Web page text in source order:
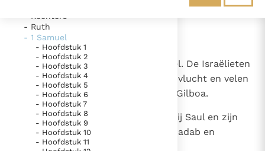
Lezen
Documenten
Thema’s
Berichten
Denzinger
Over ons
Nieuwste Documenten
- Rechters
- Ruth
- 1 Samuel
- Hoofdstuk 1
- Hoofdstuk 2
- Hoofdstuk 3
- Hoofdstuk 4
- Hoofdstuk 5
- Hoofdstuk 6
- Hoofdstuk 7
- Hoofdstuk 8
- Hoofdstuk 9
- Hoofdstuk 10
- Hoofdstuk 11
- Hoofdstuk 31
De Filistijnen streden tegen Israël. De Israëlieten
sloegen voor de Filistijnen op de vlucht en velen
sneuvelden op het gebergte van Gilboa.
De Filistijnen drongen door tot bij Saul en zijn
zonen en doodden Jonatan, Abinadab en
Malkisua, zonen van Saul.